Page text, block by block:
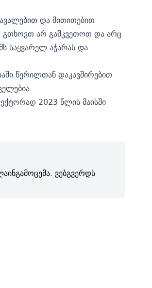
და მითითებით
გთხოვთ არ გამკვეთოთ და არც
საყვარელ აჭარას და
წერილთან დაკავშირებით
2023 წლის მაისში
ვებგვერდს